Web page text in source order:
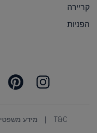
קריירה
הפניות
מידע משפטי T&C